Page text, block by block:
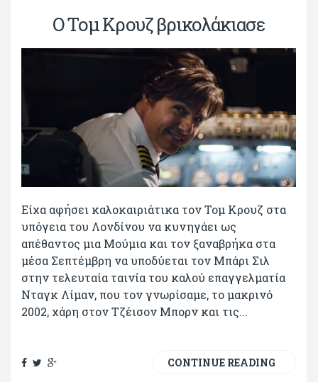
Ο Τομ Κρουζ βρικολάκιασε
Είχα αφήσει καλοκαιριάτικα τον Τομ Κρουζ στα
υπόγεια του Λονδίνου να κυνηγάει ως
απέθαντος μια Μούμια και τον ξαναβρήκα στα
μέσα Σεπτέμβρη να υποδύεται τον Μπάρι Σιλ
στην τελευταία ταινία του καλού επαγγελματία
Νταγκ Λίμαν, που τον γνωρίσαμε, το μακρινό
2002, χάρη στον Τζέισον Μπορν και τις...
CONTINUE READING